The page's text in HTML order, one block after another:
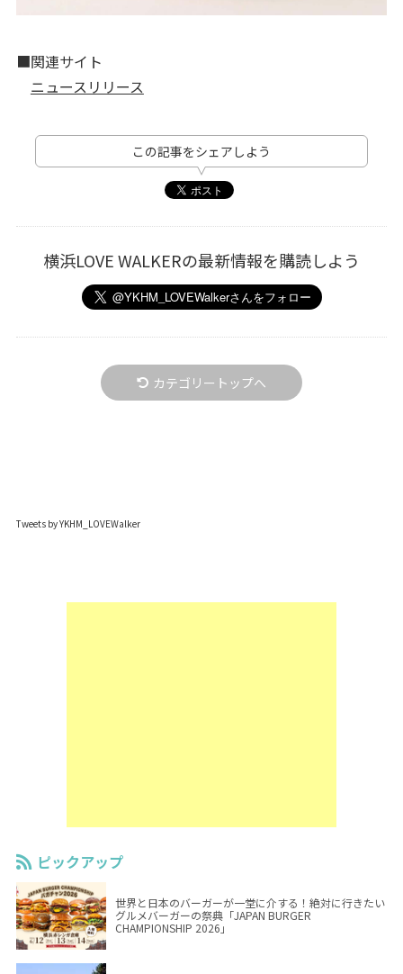
■関連サイト
ニュースリリース
この記事をシェアしよう
横浜LOVE WALKERの最新情報を購読しよう
カテゴリートップへ
Tweets by YKHM_LOVEWalker
ピックアップ
世界と日本のバーガーが一堂に介する！絶対に行きたい
グルメバーガーの祭典「JAPAN BURGER
CHAMPIONSHIP 2026」